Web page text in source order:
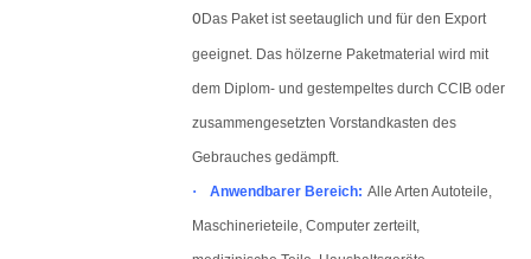
O Das Paket ist seetauglich und für den Export
geeignet. Das hölzerne Paketmaterial wird mit
dem Diplom- und gestempeltes durch CCIB oder
zusammengesetzten Vorstandkasten des
Gebrauches gedämpft.
· Anwendbarer Bereich: Alle Arten Autoteile,
Maschinerieteile, Computer zerteilt,